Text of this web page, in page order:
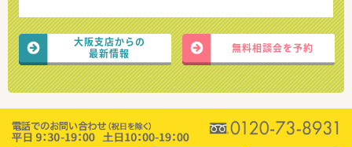
大阪支店からの
最新情報
無料相談会を予約